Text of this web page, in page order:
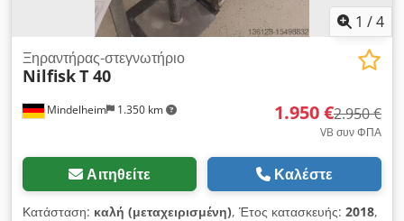
1 /4
Mindelheim 1.350 km
Ξηραντήρας-στεγνωτήριο
NilfiskT 40
1.950 €2.950 €
VB συν ΦΠΑ
Αιτηθείτε Καλέστε
Κατάσταση: καλή (μεταχειρισμένη), Έτος κατασκευής: 2018,